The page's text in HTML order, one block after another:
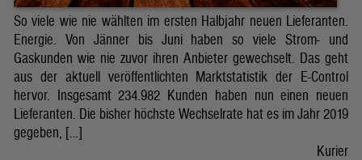
So viele wie nie wählten im ersten Halbjahr neuen Lieferanten.
Energie. Von Jänner bis Juni haben so viele Strom- und
Gaskunden wie nie zuvor ihren Anbieter gewechselt. Das geht
aus der aktuell veröffentlichten Marktstatistik der E-Control
hervor. Insgesamt 234.982 Kunden haben nun einen neuen
Lieferanten. Die bisher höchste Wechselrate hat es im Jahr 2019
gegeben, […]
Kurier